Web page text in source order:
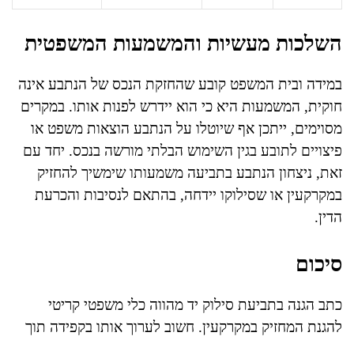
השלכות מעשיות והמשמעות המשפטית
במידה ובית המשפט קובע שהחזקת הנכס של הנתבע אינה
חוקית, המשמעות היא כי הוא יידרש לפנות אותו. במקרים
מסוימים, ייתכן אף שיוטלו על הנתבע הוצאות משפט או
פיצויים לתובע בגין השימוש הבלתי מורשה בנכס. יחד עם
זאת, ניצחון הנתבע בתביעה משמעותו שימשיך להחזיק
במקרקעין או שסילוקו יידחה, בהתאם לנסיבות והכרעת
הדין.
סיכום
כתב הגנה בתביעת סילוק יד מהווה כלי משפטי קריטי
להגנת המחזיק במקרקעין. חשוב לערוך אותו בקפידה תוך